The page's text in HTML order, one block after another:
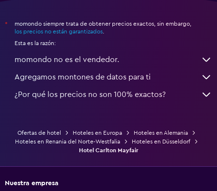
*
momondo siempre trata de obtener precios exactos, sin embargo,
los precios no están garantizados
Esta es la razón:
momondo no es el vendedor.
Agregamos montones de datos para ti
¿Por qué los precios no son 100% exactos?
Ofertas de hotel Hoteles en Europa
Hoteles en Alemania
Hoteles en Renania del Norte-Westfalia
Hoteles en Düsseldorf
Hotel Carlton Mayfair
Nuestra empresa